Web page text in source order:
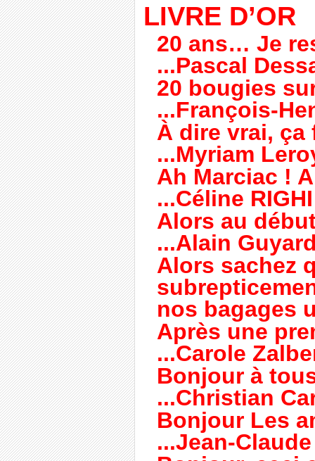
LIVRE D’OR
20 ans… Je
...Pascal
20 bougies
...François-
À dire vrai, ça
...Myriam
Ah Marciac !
...Céline RIGHI
Alors au
...Alain
Alors sachez
nos bagages
Après une
...Carole
Bonjour à
...Christian
Bonjour Les
...Jean-